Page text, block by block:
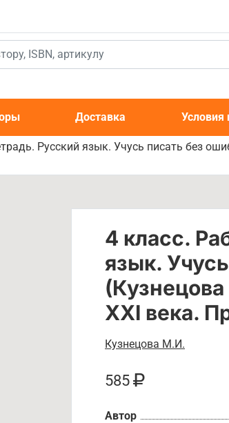
Доставка
Русский язык. Учусь писать без
4 класс.
язык.
XXI века.
Кузнецова М.И.
585
Автор